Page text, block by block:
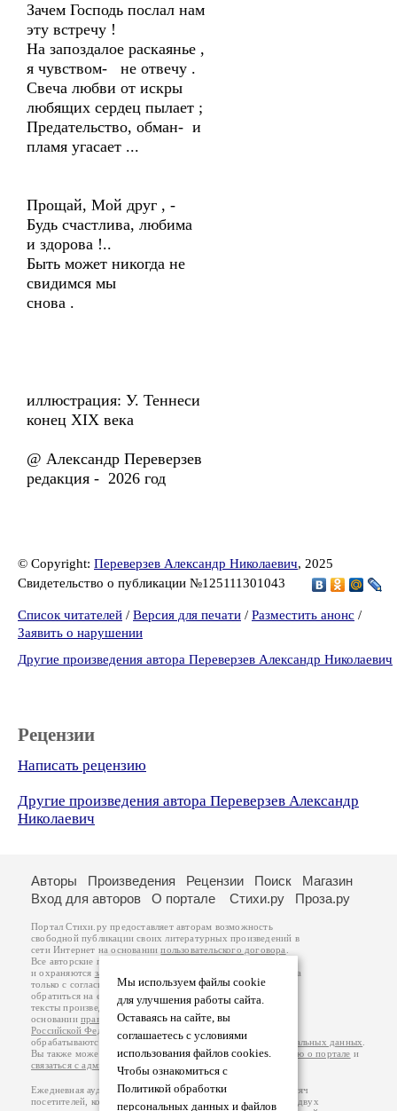
Зачем Господь послал нам
эту встречу !
На запоздалое раскаянье ,
я чувством- не отвечу .
Свеча любви от искры
любящих сердец пылает ;
Предательство, обман- и
пламя угасает ...
Прощай, Мой друг , -
Будь счастлива, любима
и здорова !..
Быть может никогда не
свидимся мы
снова .
иллюстрация: У. Теннеси
конец XIX века
@ Александр Переверзев
редакция - 2026 год
© Copyright: Переверзев Александр Николаевич, 2025
Свидетельство о публикации №125111301043
Список читателей / Версия для печати / Разместить анонс /
Заявить о нарушении
Другие произведения автора Переверзев Александр Николаевич
Рецензии
Написать рецензию
Другие произведения автора Переверзев Александр
Николаевич
Мы используем файлы cookie
для улучшения работы сайта.
Оставаясь на сайте, вы
соглашаетесь с условиями
использования файлов cookies.
Чтобы ознакомиться с
Политикой обработки
персональных данных и файлов
Авторы Произведения Рецензии Поиск
Магазин
Вход для авторов
О портале Стихи.ру Проза.ру
Портал Стихи.ру предоставляет авторам возможность
свободной публикации своих литературных произведений в
сети Интернет на основаниипользовательского договора
Все авторские права на произведения принадлежат авторам
и охраняются законом
. Перепечатка произведений возможна
только с согласия его автора, к которому вы можете
обратиться на его авторской странице. Ответственность за
тексты произведений авторы несут самостоятельно на
основанииправил публикацииизаконодательства
Российской Федерации
обрабатываются на основанииПолитики обработки персональных данных
Вы также можете посмотреть более подробнуюинформацию о портале и
связаться с администрацией
Ежедневная аудитория портала Стихи.ру – порядка 200 тысяч
посетителей, которые в общей сумме просматривают более двух